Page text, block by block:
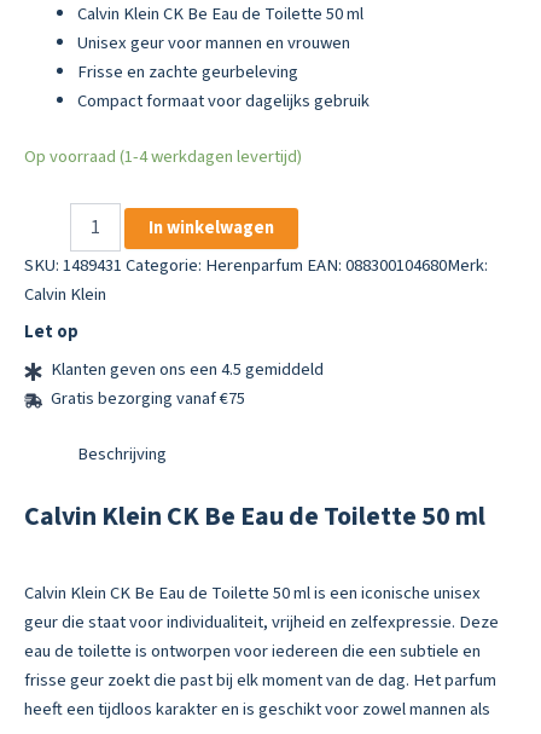
Calvin Klein CK Be Eau de Toilette 50 ml
Unisex geur voor mannen en vrouwen
Frisse en zachte geurbeleving
Compact formaat voor dagelijks gebruik
Op voorraad (1-4 werkdagen levertijd)
CK
Be
de
Toilette
50
ml
In winkelwagen
SKU:1489431Categorie: Herenparfum EAN: 088300104680Merk:
Calvin Klein
Let op
Klanten geven ons een 4.5 gemiddeld
Gratis bezorging vanaf €75
Beschrijving
Calvin Klein CK Be Eau de Toilette 50 ml
Calvin Klein CK Be Eau de Toilette 50 ml is een iconische unisex
geur die staat voor individualiteit, vrijheid en zelfexpressie. Deze
eau de toilette is ontworpen voor iedereen die een subtiele en
frisse geur zoekt die past bij elk moment van de dag. Het parfum
heeft een tijdloos karakter en is geschikt voor zowel mannen als